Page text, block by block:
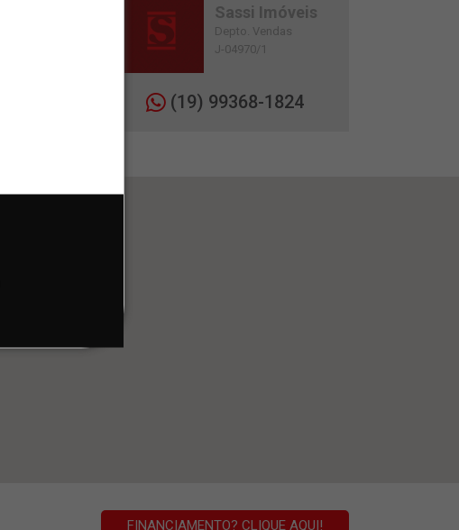
Sassi Imóveis
Depto. Vendas
J-04970/1
(19) 99368-1824